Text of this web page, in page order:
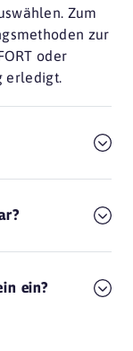
Zum
zur
oder
erledigt.
ein?